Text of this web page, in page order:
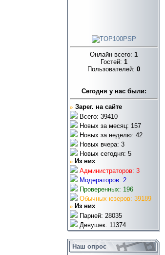
Онлайн всего: 1
Гостей: 1
Пользователей: 0
Cегодня у нас были:
» Зарег. на сайте
Всего: 39410
Новых за месяц: 157
Новых за неделю: 42
Новых вчера: 3
Новых сегодня: 5
» Из них
Администраторов: 3
Модераторов: 2
Проверенных: 196
Обычных юзеров: 39189
» Из них
Парней: 28035
Девушек: 11374
Наш опрос